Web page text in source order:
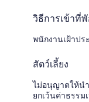
วิธีการเข้าที่
พนักงานเฝ้าปร
สัตว์เลี้ยง
ไม่อนุญาตให้นำ
ยกเว้นค่าธรรม